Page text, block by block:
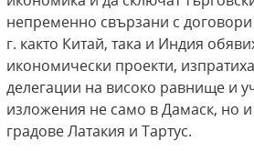
непременно свързани с
г. както Китай, така и Индия
икономически проекти,
делегации на високо равнище и
изложения не само в Дамаск, но
градове Латакия и Тартус.